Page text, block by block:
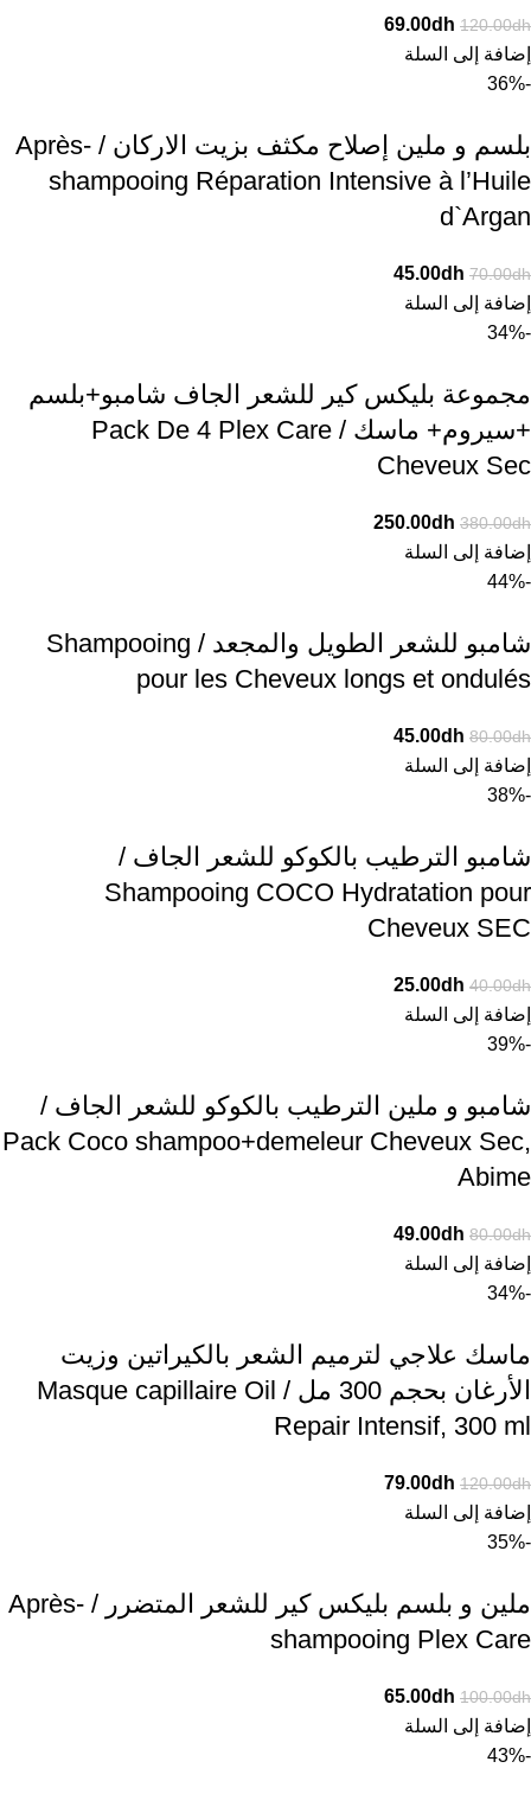
120.00dh
69.00dh
إضافة إلى السلة
-36%
بلسم و ملين إصلاح مكثف بزيت الاركان / Après-
shampooing Réparation Intensive à l’Huile
d`Argan
70.00dh
45.00dh
إضافة إلى السلة
-34%
مجموعة بليكس كير للشعر الجاف شامبو+بلسم
+سيروم+ ماسك / Pack De 4 Plex Care
Cheveux Sec
380.00dh
250.00dh
إضافة إلى السلة
-44%
شامبو للشعر الطويل والمجعد / Shampooing
pour les Cheveux longs et ondulés
80.00dh
45.00dh
إضافة إلى السلة
-38%
شامبو الترطيب بالكوكو للشعر الجاف /
Shampooing COCO Hydratation pour
Cheveux SEC
40.00dh
25.00dh
إضافة إلى السلة
-39%
شامبو و ملين الترطيب بالكوكو للشعر الجاف /
Pack Coco shampoo+demeleur Cheveux Sec,
Abime
80.00dh
49.00dh
إضافة إلى السلة
-34%
ماسك علاجي لترميم الشعر بالكيراتين وزيت
الأرغان بحجم 300 مل / Masque capillaire Oil
Repair Intensif, 300 ml
120.00dh
79.00dh
إضافة إلى السلة
-35%
ملين و بلسم بليكس كير للشعر المتضرر / Après-
shampooing Plex Care
100.00dh
65.00dh
إضافة إلى السلة
-43%